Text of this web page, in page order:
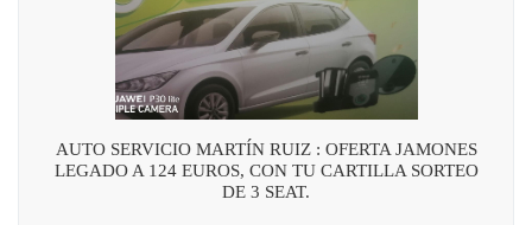
AUTO SERVICIO MARTÍN RUIZ : OFERTA JAMONES
LEGADO A 124 EUROS, CON TU CARTILLA SORTEO
DE 3 SEAT.